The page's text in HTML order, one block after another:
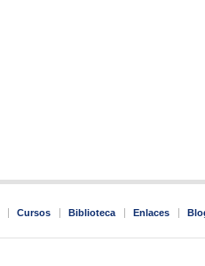
Cursos Biblioteca Enlaces